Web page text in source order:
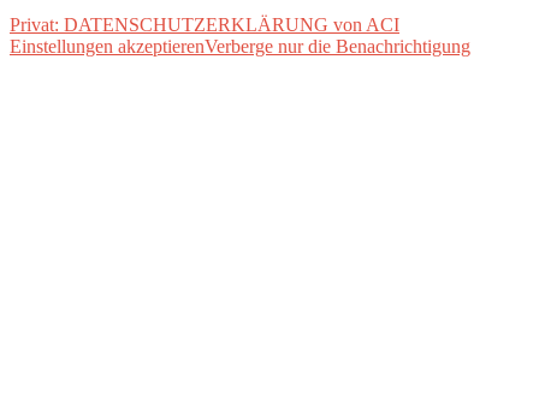
Privat: DATENSCHUTZERKLÄRUNG von ACI
Einstellungen akzeptierenVerberge nur die Benachrichtigung